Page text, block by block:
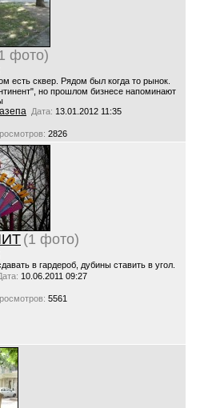
фото)
есть сквер. Рядом был когда то рынок.
но прошлом бизнесе напоминают
Дата: 13.01.2012 11:35
2826
(1 фото)
в гардероб, дубины ставить в угол.
10.06.2011 09:27
5561